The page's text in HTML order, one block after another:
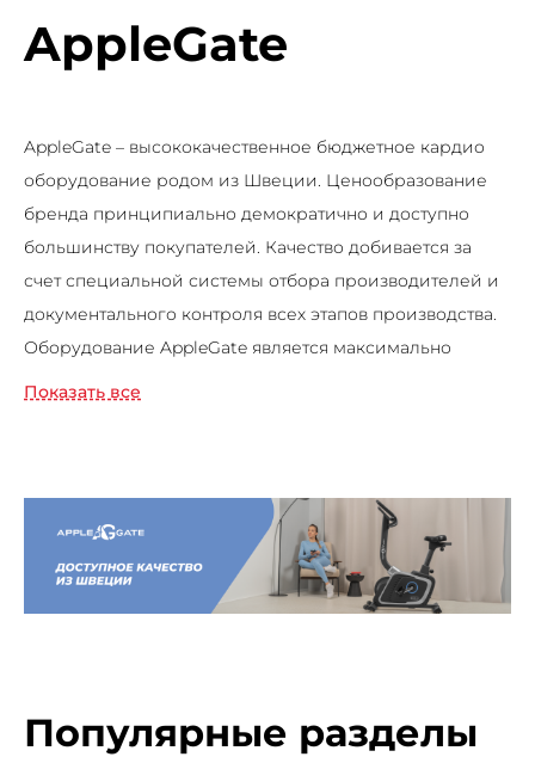
AppleGate
AppleGate – высококачественное бюджетное кардио
оборудование родом из Швеции. Ценообразование
бренда принципиально демократично и доступно
большинству покупателей. Качество добивается за
счет специальной системы отбора производителей и
документального контроля всех этапов производства.
Оборудование AppleGate является максимально
сбалансированным по своим характеристикам. Здесь
знает за какие опции он платит.
Показать все
Популярные разделы